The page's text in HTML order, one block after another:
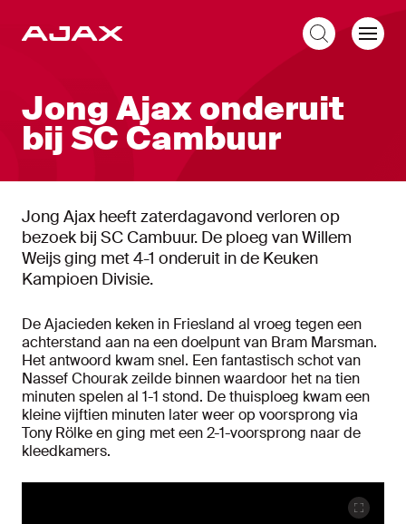
Jong Ajax onderuit
bij SC Cambuur
Jong Ajax heeft zaterdagavond verloren op
bezoek bij SC Cambuur. De ploeg van Willem
Weijs ging met 4-1 onderuit in de Keuken
Kampioen Divisie.
De Ajacieden keken in Friesland al vroeg tegen een
achterstand aan na een doelpunt van Bram Marsman.
Het antwoord kwam snel. Een fantastisch schot van
Nassef Chourak zeilde binnen waardoor het na tien
minuten spelen al 1-1 stond. De thuisploeg kwam een
kleine vijftien minuten later weer op voorsprong via
Tony Rölke en ging met een 2-1-voorsprong naar de
kleedkamers.